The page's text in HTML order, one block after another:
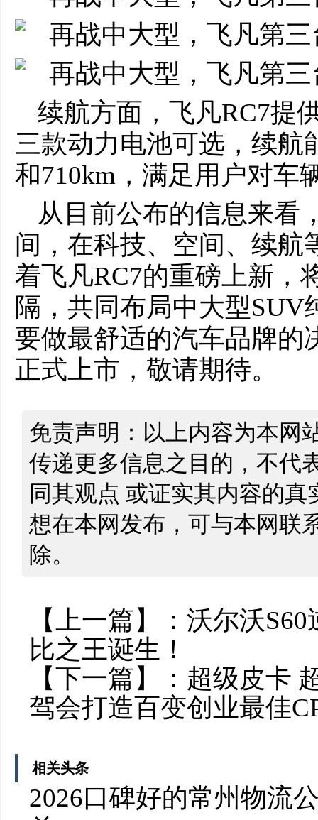
续航方面，飞凡RC7提
三款动力电池可选，续航
和710km，满足用户对车
从目前公布的信息来看
间，在科技、空间、续航
着飞凡RC7的重磅上新，
隔，共同布局中大型
要做最舒适的汽车品牌的
正式上市，敬请期待。
免责声明：以上内容为本网
传递更多信息之目的，不代
同其观点 或证实其内容的
想在本网发布，可与本网联
除。
【上一篇】： 沃尔沃
比之王诞生！
【下一篇】： 超级皮卡
驾会打造百变创业最佳
相关头条
2026口碑好的常州物流